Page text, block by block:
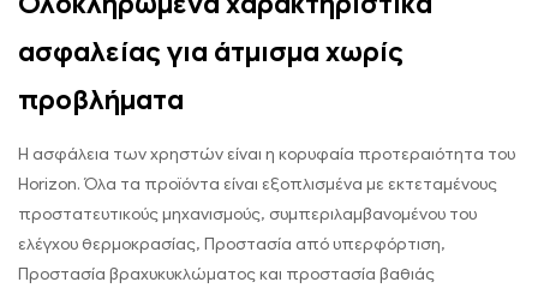
ασφαλείας για άτμισμα χωρίς
προβλήματα
Η ασφάλεια των χρηστών είναι η κορυφαία προτεραιότητα του
Horizon. Όλα τα προϊόντα είναι εξοπλισμένα με εκτεταμένους
προστατευτικούς μηχανισμούς, συμπεριλαμβανομένου του
ελέγχου θερμοκρασίας, Προστασία από υπερφόρτιση,
Προστασία βραχυκυκλώματος και προστασία βαθιάς